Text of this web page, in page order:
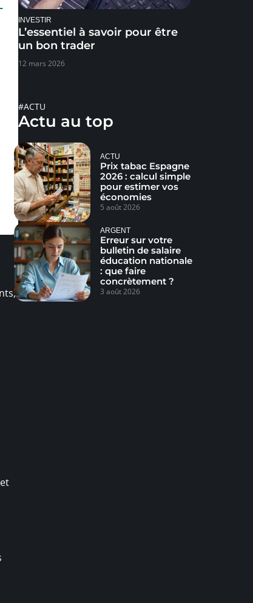
INVESTIR
L’essentiel à savoir pour être
un bon trader
12 mars 2026
#ACTU
Actu au top
ACTU
Prix tabac Espagne
2026 : calcul simple
pour estimer vos
économies
5 août 2026
ARGENT
Erreur sur votre
bulletin de salaire
éducation nationale
: que faire
concrètement ?
3 août 2026